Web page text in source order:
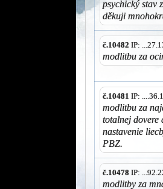
psychický stav
děkuji
č.10482 IP:
modlitbu za
č.10481 IP:
modlitbu za
totalnej dovere
nastavenie
PBZ.
č.10478 IP:
modlitby za